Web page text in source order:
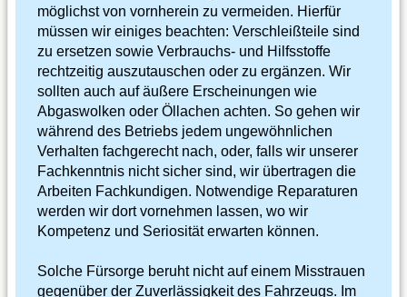
möglichst von vornherein zu vermeiden. Hierfür
müssen wir einiges beachten: Verschleißteile sind
zu ersetzen sowie Verbrauchs- und Hilfsstoffe
rechtzeitig auszutauschen oder zu ergänzen. Wir
sollten auch auf äußere Erscheinungen wie
Abgaswolken oder Öllachen achten. So gehen wir
während des Betriebs jedem ungewöhnlichen
Verhalten fachgerecht nach, oder, falls wir unserer
Fachkenntnis nicht sicher sind, wir übertragen die
Arbeiten Fachkundigen. Notwendige Reparaturen
werden wir dort vornehmen lassen, wo wir
Kompetenz und Seriosität erwarten können.
Solche Fürsorge beruht nicht auf einem Misstrauen
gegenüber der Zuverlässigkeit des Fahrzeugs. Im